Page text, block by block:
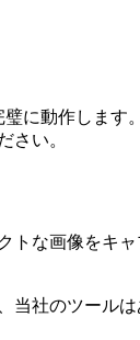
に動作します
さい。
トな画像をキ
当社のツール